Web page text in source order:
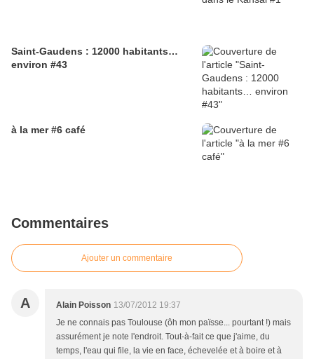
Saint-Gaudens : 12000 habitants…
environ #43
à la mer #6 café
Commentaires
Ajouter un commentaire
A Alain Poisson 13/07/2012 19:37
Je ne connais pas Toulouse (ôh mon païsse... pourtant !) mais
assurément je note l'endroit. Tout-à-fait ce que j'aime, du
temps, l'eau qui file, la vie en face, échevelée et à boire et à